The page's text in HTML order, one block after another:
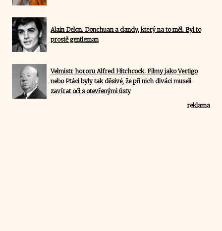
Alain Delon. Donchuan a dandy, který na to měl. Byl to
prostě gentleman
Velmistr hororu Alfred Hitchcock. Filmy jako Vertigo
nebo Ptáci byly tak děsivé, že při nich diváci museli
zavírat oči s otevřenými ústy
reklama